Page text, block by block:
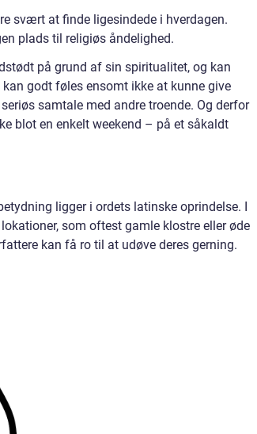
svært at finde ligesindede i hverdagen.
plads til religiøs åndelighed.
på grund af sin spiritualitet, og kan
godt føles ensomt ikke at kunne give
samtale med andre troende. Og derfor
blot en enkelt weekend – på et såkaldt
ligger i ordets latinske oprindelse. I
som oftest gamle klostre eller øde
kan få ro til at udøve deres gerning.